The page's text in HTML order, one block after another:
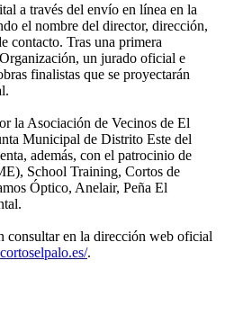
a través del envío en línea en la
el nombre del director, dirección,
contacto. Tras una primera
un jurado oficial e
finalistas que se proyectarán
la Asociación de Vecinos de El
Municipal de Distrito Este del
además, con el patrocinio de
School Training, Cortos de
Óptico, Anelair, Peña El
consultar en la dirección web oficial
.